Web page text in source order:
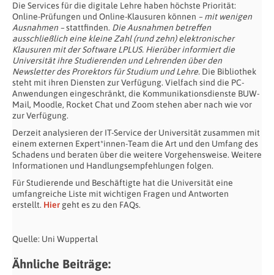
Die Services für die digitale Lehre haben höchste Priorität:
Online-Prüfungen und Online-Klausuren können – mit wenigen
Ausnahmen –stattfinden. Die Ausnahmen betreffen
ausschließlich eine kleine Zahl (rund zehn) elektronischer
Klausuren mit der Software LPLUS. Hierüber informiert die
Universität ihre Studierenden und Lehrenden über den
Newsletter des Prorektors für Studium und Lehre. Die Bibliothek
steht mit ihren Diensten zur Verfügung. Vielfach sind die PC-
Anwendungen eingeschränkt, die Kommunikationsdienste BUW-
Mail, Moodle, Rocket Chat und Zoom stehen aber nach wie vor
zur Verfügung.
Derzeit analysieren der IT-Service der Universität zusammen mit
einem externen Expert*innen-Team die Art und den Umfang des
Schadens und beraten über die weitere Vorgehensweise. Weitere
Informationen und Handlungsempfehlungen folgen.
Für Studierende und Beschäftigte hat die Universität eine
umfangreiche Liste mit wichtigen Fragen und Antworten
erstellt. Hier geht es zu den FAQs.
Quelle: Uni Wuppertal
Ähnliche Beiträge: